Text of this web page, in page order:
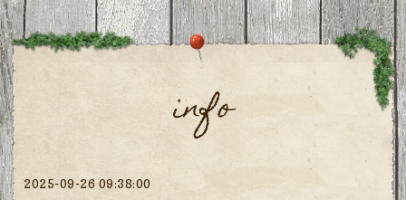
info
2025-09-26 09:38:00